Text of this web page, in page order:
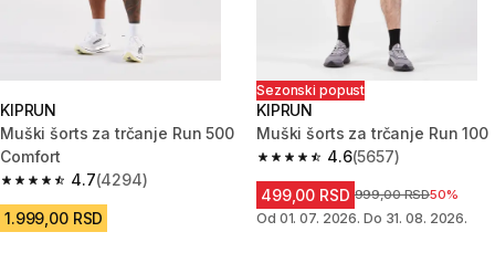
KIPRUN
Muški šorts za trčanje Run 500
Comfort
4.7
4.7 od 5 zvezdica from 4294 Recenzije
(4294)
1.999,00 RSD
Sezonski popust
KIPRUN
Muški šorts za trčanje Run 100
4.6
4.6 od 5 zvezdica from 5657
(5657)
499,00 RSD Cena pre sniženja
999,00 RSD50%
Od 01. 07. 2026. Do 31. 08. 2026.